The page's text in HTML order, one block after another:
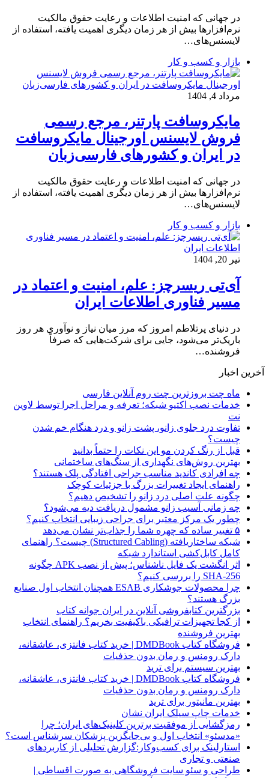
در جهانی که امنیت اطلاعات و رعایت حقوق مالکیت
نرم‌افزارها بیش از هر زمان دیگری اهمیت یافته، استفاده از
لایسنس‌های…
بازار و کسب و کار
مرداد 4, 1404
مایکروسافت پارتنر، مرجع رسمی
فروش لایسنس اورجینال مایکروسافت
در ایران و کشورهای فارسی‌زبان
در جهانی که امنیت اطلاعات و رعایت حقوق مالکیت
نرم‌افزارها بیش از هر زمان دیگری اهمیت یافته، استفاده از
لایسنس‌های…
بازار و کسب و کار
تیر 20, 1404
آی‌تی ریسرچز: علم، امنیت و اعتماد در
مسیر فناوری اطلاعات ایران
در دنیای پرتلاطم امروز که مرز میان نیاز و نوآوری هر روز
باریک‌تر می‌شود، جایی برای شرکت‌هایی که صرفاً
فروشنده‌…
آخرین اخبار
ماه چت بروزترین چت روم آنلاین فارسی
خدمات نصب اکتیو شبکه؛ تعرفه و مراحل اجرا توسط لاوین
نت
تفاوت درد جلوی زانو، پشت زانو و درد هنگام خم شدن
چیست؟
قبل از رنگ کردن مو این نکات را حتماً بدانید
بهترین روش‌های نگهداری از سنگ‌های ساختمانی
چه افرادی کاندید مناسب جراحی افتادگی پلک هستند؟
راهنمای ایجاد تغییرات بزرگ با جزئیات کوچک
چگونه علت اصلی درد زانو را تشخیص دهیم؟
چه زمانی آسیب زانو مشمول دریافت دیه می‌شود؟
چطور یک مرکز معتبر برای جراحی زیبایی انتخاب کنیم؟
۵ تغییر ساده که چهره شما را جذاب‌تر نشان می‌دهد
شبکه ساختاریافته (Structured Cabling) چیست؟ راهنمای
کامل کابل‌کشی استاندارد شبکه
اثر انگشت یک فایل ناشناس؛ پیش از نصب APK چگونه
SHA-256 را بررسی کنیم؟
چرا محصولات جوشکاری ESAB همچنان انتخاب اول صنایع
بزرگ هستند؟
بزرگترین کتابفروشی آنلاین در ایران جوانه کتاب
از کجا تجهیزات ترافیکی باکیفیت بخریم؟ راهنمای انتخاب
بهترین فروشنده
فروشگاه کتاب DMDBook | خرید کتاب فانتزی، عاشقانه،
دارک رومنس و رمان بدون حذفیات
بهترین سیستم برای ترید
فروشگاه کتاب DMDBook | خرید کتاب فانتزی، عاشقانه،
دارک رومنس و رمان بدون حذفیات
بهترین مانیتور برای ترید
خدمات چاپ سیلک ایران نشان
رمزگشایی از موفقیت برترین کلینیک‌های ایران؛ چرا
«مدسئو» انتخاب اول و بی‌جایگزین پزشکان سرشناس است؟
استارلینک برای کسب‌وکار:گزارش تحلیلی از کاربردهای
صنعتی و تجاری
طراحی و سئو سایت فروشگاهی به صورت اقساطی |